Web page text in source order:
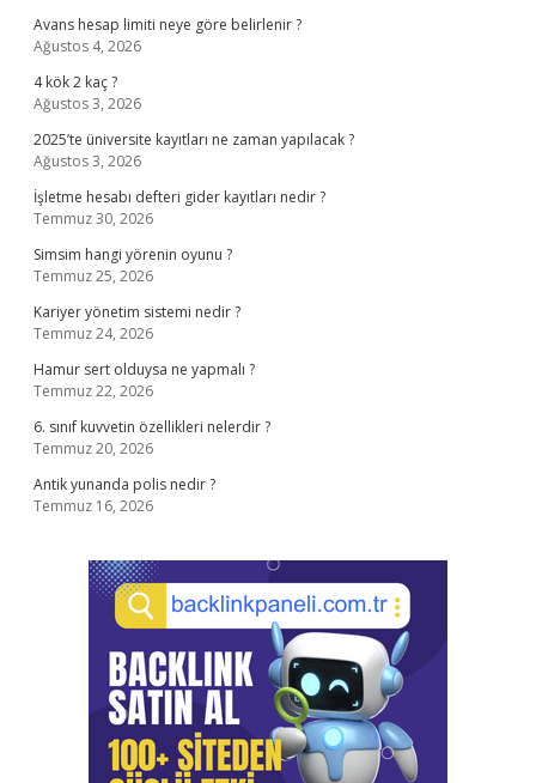
Avans hesap limiti neye göre belirlenir ?
Ağustos 4, 2026
4 kök 2 kaç ?
Ağustos 3, 2026
2025’te üniversite kayıtları ne zaman yapılacak ?
Ağustos 3, 2026
İşletme hesabı defteri gider kayıtları nedir ?
Temmuz 30, 2026
Simsim hangi yörenin oyunu ?
Temmuz 25, 2026
Kariyer yönetim sistemi nedir ?
Temmuz 24, 2026
Hamur sert olduysa ne yapmalı ?
Temmuz 22, 2026
6. sınıf kuvvetin özellikleri nelerdir ?
Temmuz 20, 2026
Antik yunanda polis nedir ?
Temmuz 16, 2026